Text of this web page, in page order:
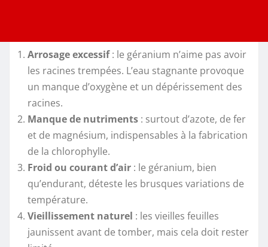
Arrosage excessif: le géranium n’aime pas avoir
les racines trempées. L’eau stagnante provoque
un manque d’oxygène et un dépérissement des
racines.
Manque de nutriments : surtout d’azote, de fer
et de magnésium, indispensables à la fabrication
de la chlorophylle.
Froid ou courant d’air : le géranium, bien
qu’endurant, déteste les brusques variations de
température.
Vieillissement naturel : les vieilles feuilles
jaunissent avant de tomber, mais cela doit rester